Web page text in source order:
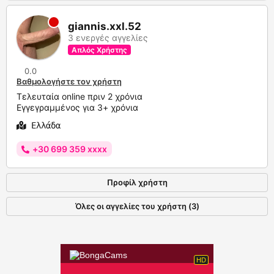
giannis.xxl.52
3 ενεργές αγγελίες
Απλός Χρήστης
0.0
Βαθμολογήστε τον χρήστη
Τελευταία online πριν 2 χρόνια
Εγγεγραμμένος για 3+ χρόνια
Ελλάδα
+30 699 359 xxxx
Προφίλ χρήστη
Όλες οι αγγελίες του χρήστη (3)